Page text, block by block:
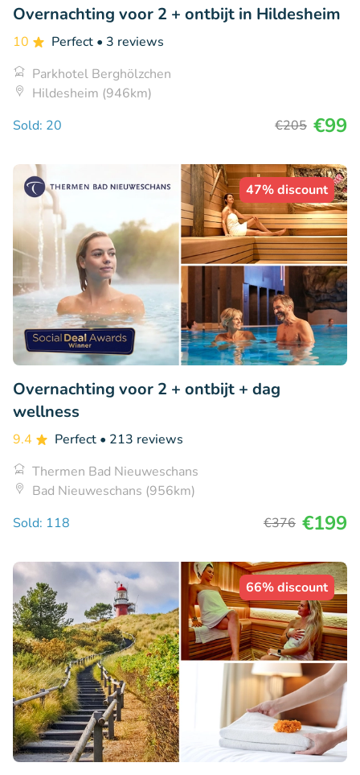
Overnachting voor 2 + ontbijt in Hildesheim
10 Perfect • 3 reviews
Parkhotel Berghölzchen
Hildesheim (946km)
Sold: 20
€205 €99
47% discount
Overnachting voor 2 + ontbijt + dag
wellness
9.4 Perfect • 213 reviews
Thermen Bad Nieuweschans
Bad Nieuweschans (956km)
Sold: 118
€376 €199
66% discount